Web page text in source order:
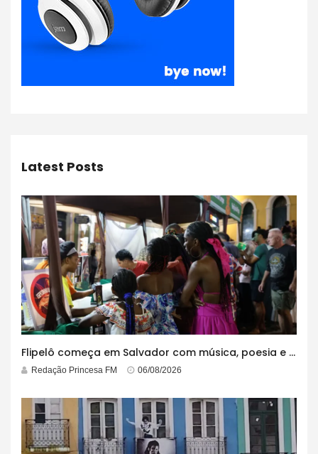
Latest Posts
Flipelô começa em Salvador com música, poesia e grande participação
Redação Princesa FM 06/08/2026